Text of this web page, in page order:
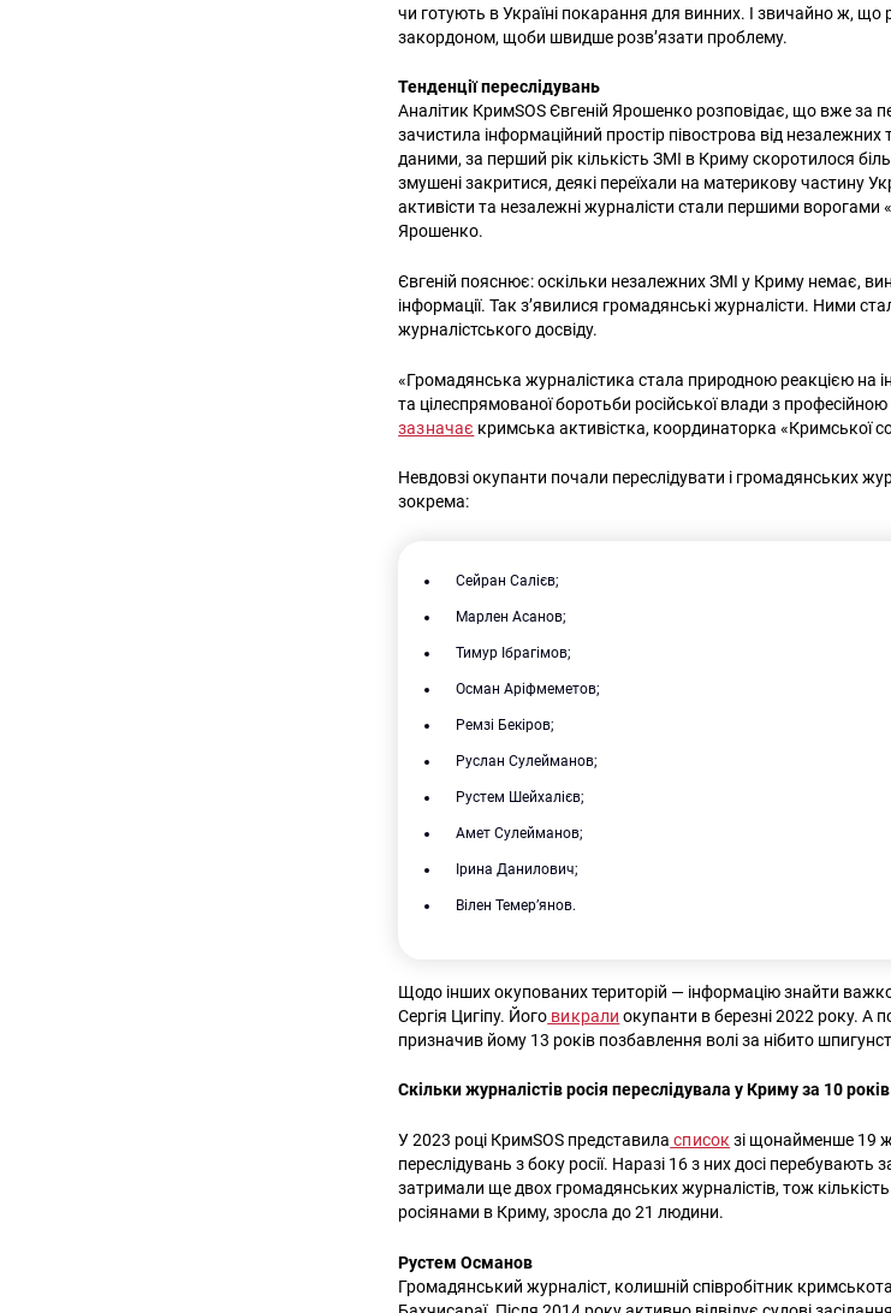
чи готують в Україні покарання для винних. І звичайно ж, що
закордоном, щоби швидше розв’язати проблему.
Тенденції переслідувань
Аналітик КримSOS Євгеній Ярошенко розповідає, що вже за
зачистила інформаційний простір півострова від
даними, за перший рік кількість ЗМІ в Криму скоротилося
змушені закритися, деякі переїхали на материкову частину
активісти та незалежні журналісти стали першими ворогами
Ярошенко.
Євгеній пояснює: оскільки незалежних ЗМІ у Криму немає,
інформації. Так з’явилися громадянські журналісти. Ними
журналістського досвіду.
«Громадянська журналістика стала природною реакцією на
та цілеспрямованої боротьби російської влади з
зазначає кримська активістка, координаторка «Кримської
Невдовзі окупанти почали переслідувати і громадянських
зокрема:
Сейран Салієв;
Марлен Асанов;
Тимур Ібрагімов;
Осман Аріфмеметов;
Ремзі Бекіров;
Руслан Сулейманов;
Рустем Шейхалієв;
Амет Сулейманов;
Ірина Данилович;
Вілен Темер’янов.
Щодо інших окупованих територій — інформацію знайти
Сергія Цигіпу. Його викрали окупанти в березні 2022 року. А
призначив йому 13 років позбавлення волі за нібито
Скільки журналістів росія переслідувала у Криму за 10 років
У 2023 році КримSOS представила списокзі щонайменше 19
переслідувань з боку росії. Наразі 16 з них досі
затримали ще двох громадянських журналістів, тож
росіянами в Криму, зросла до 21 людини.
Рустем Османов
Громадянський журналіст, колишній співробітник